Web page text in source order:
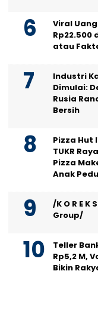
Viral
Rp22.500
atau
Industri
Dimulai:
Rusia
Bersih
Pizza Hut
TUKR
Pizza
Anak
/K O R E K
Group/
Teller
Rp5,2 M,
Bikin